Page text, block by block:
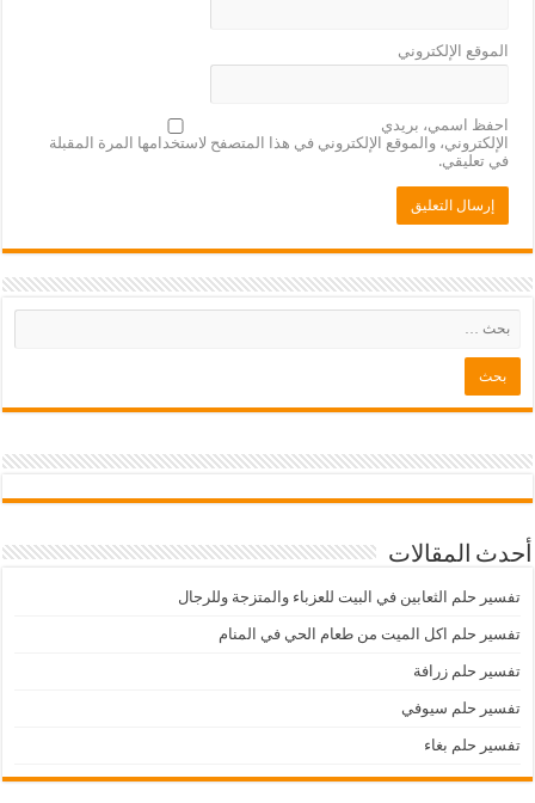
الموقع الإلكتروني
احفظ اسمي، بريدي
الإلكتروني، والموقع الإلكتروني في هذا المتصفح لاستخدامها المرة المقبلة
في تعليقي.
أحدث المقالات
تفسير حلم الثعابين في البيت للعزباء والمتزجة وللرجال
تفسير حلم اكل الميت من طعام الحي في المنام
تفسير حلم زرافة
تفسير حلم سيوفي
تفسير حلم بغاء